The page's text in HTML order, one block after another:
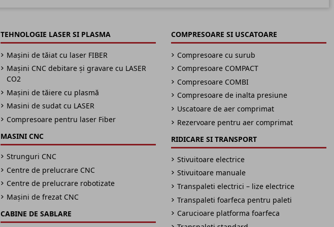
TEHNOLOGIE LASER SI PLASMA
Mașini de tăiat cu laser FIBER
Mașini CNC debitare și gravare cu LASER
CO2
Mașini de tăiere cu plasmă
Masini de sudat cu LASER
Compresoare pentru laser Fiber
MASINI CNC
Strunguri CNC
Centre de prelucrare CNC
Centre de prelucrare robotizate
Mașini de frezat CNC
CABINE DE SABLARE
COMPRESOARE SI USCATOARE
Compresoare cu surub
Compresoare COMPACT
Compresoare COMBI
Compresoare de inalta presiune
Uscatoare de aer comprimat
Rezervoare pentru aer comprimat
RIDICARE SI TRANSPORT
Stivuitoare electrice
Stivuitoare manuale
Transpaleti electrici – lize electrice
Transpaleti foarfeca pentru paleti
Carucioare platforma foarfeca